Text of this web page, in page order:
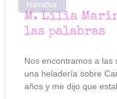
Narrativa
M. Lilia
las palabras
Nos encontramos a las
una heladería sobre
años y me dijo que